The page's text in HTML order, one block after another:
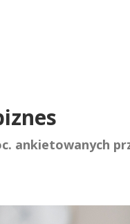
ankietowanych